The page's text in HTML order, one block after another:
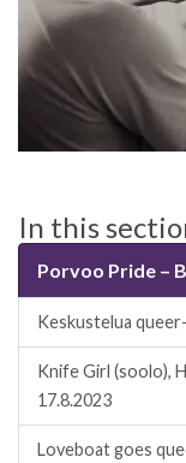
In this
Porvoo Pride –
Keskustelua
Knife Girl (soolo),
17.8.2023
Loveboat goes